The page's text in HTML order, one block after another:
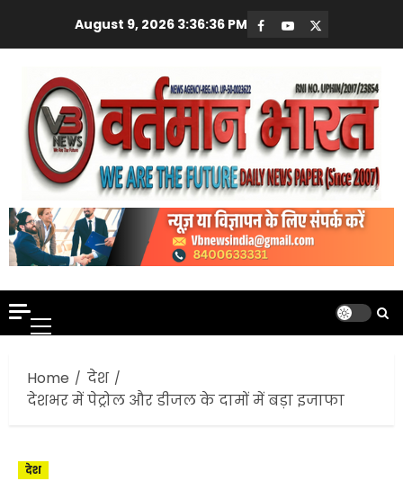
content
August 9, 2026 3:36:37 PM Facebook
Youtube
X
Primary
Menu
Home
देश
देशभर में पेट्रोल और डीजल के दामों में बड़ा इजाफा
देश